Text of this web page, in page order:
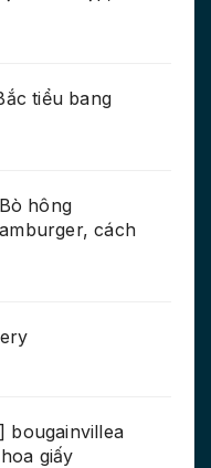
tiểu bang
hông
cách
bougainvillea
giấy